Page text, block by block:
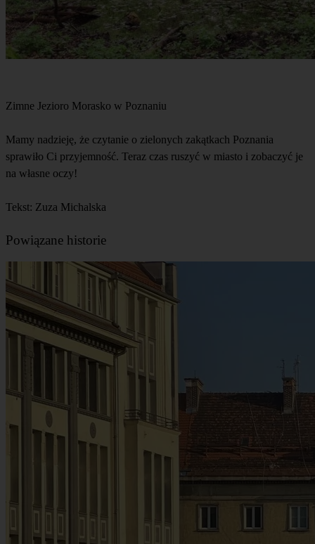
Zimne Jezioro Morasko w Poznaniu
Mamy nadzieję, że czytanie o zielonych zakątkach Poznania
sprawiło Ci przyjemność. Teraz czas ruszyć w miasto i zobaczyć je
na własne oczy!
Tekst: Zuza Michalska
Powiązane historie